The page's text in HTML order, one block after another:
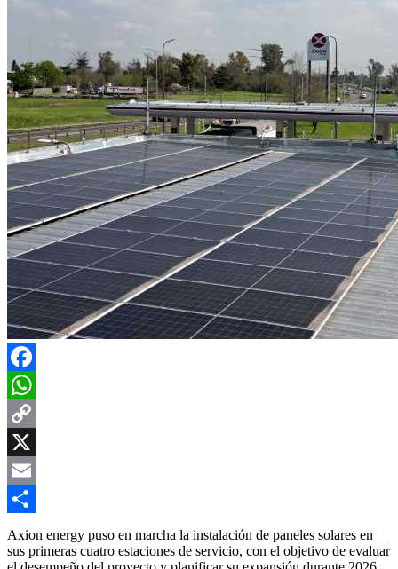
Facebook
WhatsApp
Copy
Link
X
Email
Compartir
Axion energy puso en marcha la instalación de paneles solares en
sus primeras cuatro estaciones de servicio, con el objetivo de evaluar